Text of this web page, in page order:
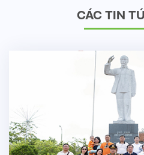
CÁC TIN